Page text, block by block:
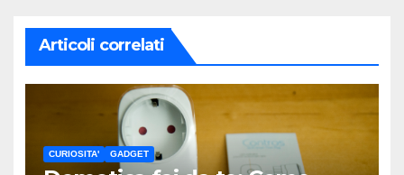
Articoli correlati
CURIOSITA' GADGET